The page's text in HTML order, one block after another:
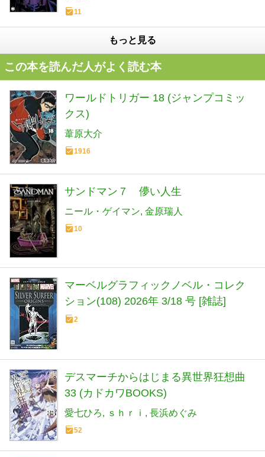
11
もっと見る
この本を読んだ人がよく読む本
ワールドトリガー 18 (ジャンプコミッ
クス)
葦原大介
1916
サンドマン７ 儚い人生
ニール・ゲイマン 金原瑞人
10
マーベルグラフィックノベル・コレク
ション(108) 2026年 3/18 号 [雑誌]
2
デスマーチからはじまる異世界狂想曲
33 (カドカワBOOKS)
愛七ひろ ｓｈｒｉ 長浜めぐみ
52